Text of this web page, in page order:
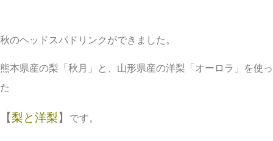
秋のヘッドスパドリンクができました。
熊本県産の梨「秋月」と、山形県産の洋梨「オーロラ」を使っ
た
【梨と洋梨】 です。